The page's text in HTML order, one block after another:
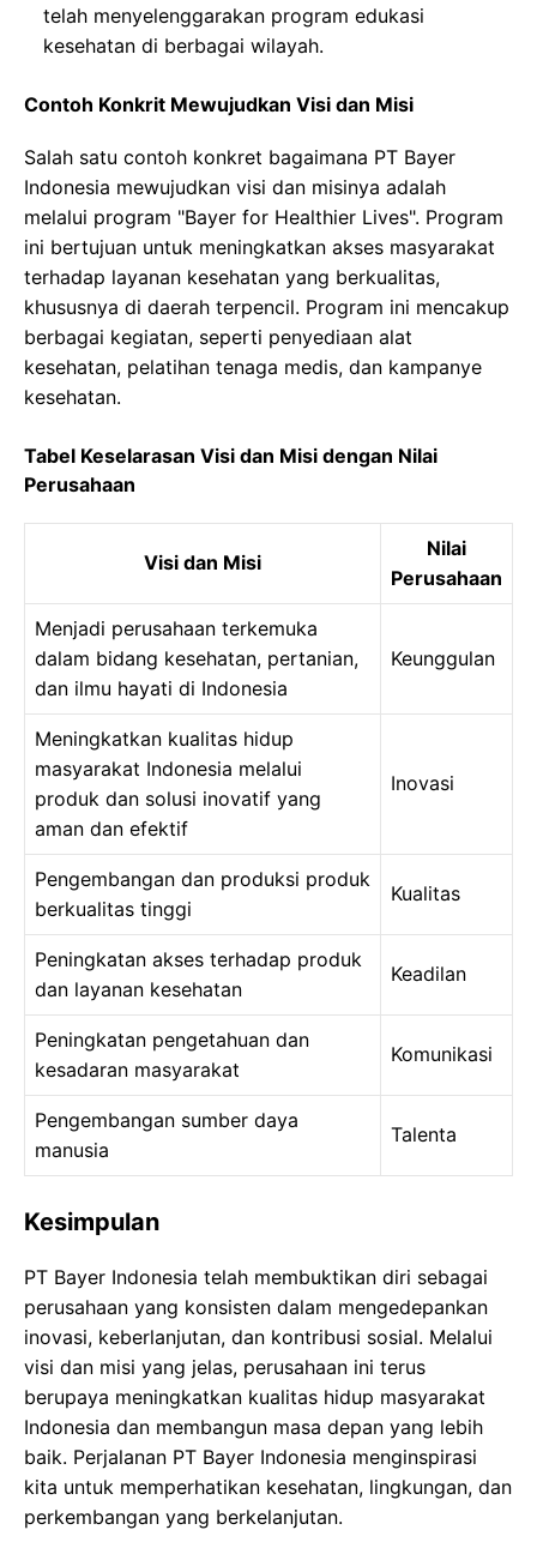
telah menyelenggarakan program edukasi
kesehatan di berbagai wilayah.
Contoh Konkrit Mewujudkan Visi dan Misi
Salah satu contoh konkret bagaimana PT Bayer
Indonesia mewujudkan visi dan misinya adalah
melalui program "Bayer for Healthier Lives". Program
ini bertujuan untuk meningkatkan akses masyarakat
terhadap layanan kesehatan yang berkualitas,
khususnya di daerah terpencil. Program ini mencakup
berbagai kegiatan, seperti penyediaan alat
kesehatan, pelatihan tenaga medis, dan kampanye
kesehatan.
Tabel Keselarasan Visi dan Misi dengan Nilai
Perusahaan
Visi dan Misi
Nilai
Perusahaan
Menjadi perusahaan terkemuka
dalam bidang kesehatan, pertanian,
dan ilmu hayati di Indonesia
Keunggulan
Meningkatkan kualitas hidup
masyarakat Indonesia melalui
produk dan solusi inovatif yang
aman dan efektif
Inovasi
Pengembangan dan produksi produk
berkualitas tinggi
Kualitas
Peningkatan akses terhadap produk
dan layanan kesehatan
Keadilan
Peningkatan pengetahuan dan
kesadaran masyarakat
Komunikasi
Pengembangan sumber daya
manusia
Talenta
Kesimpulan
PT Bayer Indonesia telah membuktikan diri sebagai
perusahaan yang konsisten dalam mengedepankan
inovasi, keberlanjutan, dan kontribusi sosial. Melalui
visi dan misi yang jelas, perusahaan ini terus
berupaya meningkatkan kualitas hidup masyarakat
Indonesia dan membangun masa depan yang lebih
baik. Perjalanan PT Bayer Indonesia menginspirasi
kita untuk memperhatikan kesehatan, lingkungan, dan
perkembangan yang berkelanjutan.